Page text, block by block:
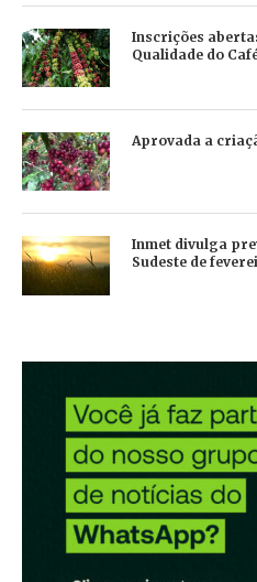
Inscrições
Qualidade do
Aprovada a
Inmet divulga
Sudeste de